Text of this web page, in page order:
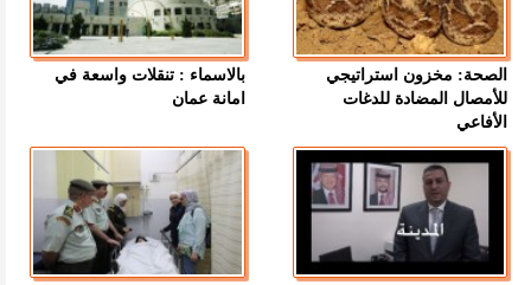
الصحة: مخزون استراتيجي
للأمصال المضادة للدغات
الأفاعي
بالاسماء : تنقلات واسعة في
امانة عمان